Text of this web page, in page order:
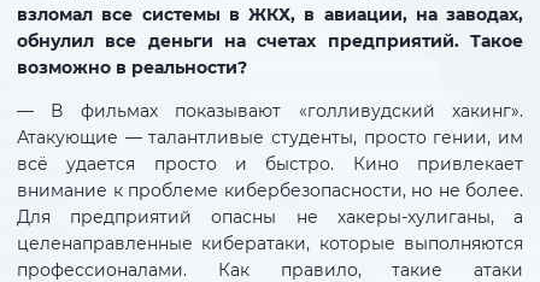
взломал все системы в ЖКХ, в авиации, на заводах,
обнулил все деньги на счетах предприятий. Такое
возможно в реальности?
— В фильмах показывают «голливудский хакинг».
Атакующие — талантливые студенты, просто гении, им
всё удается просто и быстро. Кино привлекает
внимание к проблеме кибербезопасности, но не более.
Для предприятий опасны не хакеры-хулиганы, а
целенаправленные кибератаки, которые выполняются
профессионалами. Как правило, такие атаки